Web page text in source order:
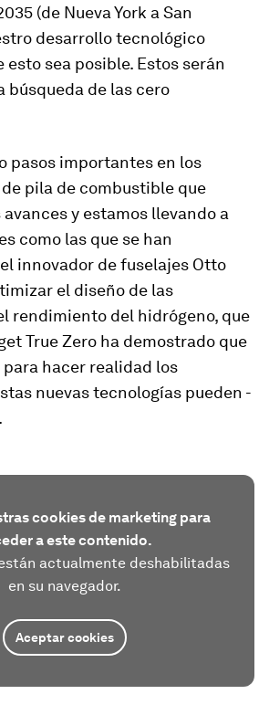
(de Nueva York a San
desarrollo tecnológico
sea posible. Estos serán
búsqueda de las cero
pasos importantes en los
pila de combustible que
y estamos llevando a
como las que se han
innovador de fuselajes Otto
el diseño de las
rendimiento del hidrógeno, que
True Zero ha demostrado que
para hacer realidad los
nuevas tecnologías pueden -
cookies de marketing para
a este contenido.
actualmente deshabilitadas
en su navegador.
Aceptar cookies